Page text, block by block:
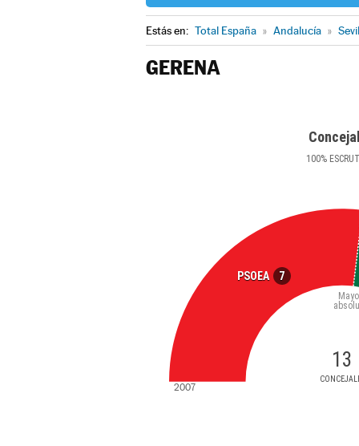
Estás en: Total España » Andalucía »
GERENA
100%
PSOEA 7
13
2007